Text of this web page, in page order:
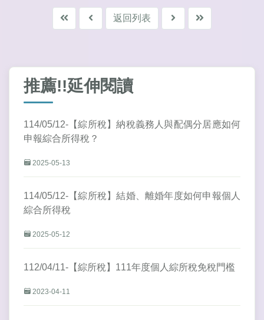
返回列表
推薦!!延伸閱讀
114/05/12-【綜所稅】納稅義務人與配偶分居應如何
申報綜合所得稅？
2025-05-13
114/05/12-【綜所稅】結婚、離婚年度如何申報個人
綜合所得稅
2025-05-12
112/04/11-【綜所稅】111年度個人綜所稅免稅門檻
2023-04-11